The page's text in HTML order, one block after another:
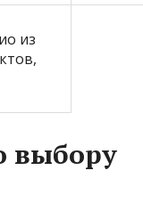
из
выбору